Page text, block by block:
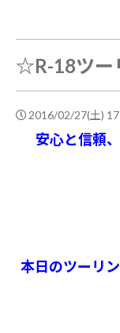
☆R-18ツー
2016/02/27(土)
安心と信頼
本日のツーリ